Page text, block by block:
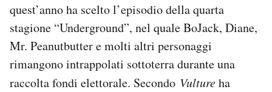
quest’anno ha scelto l’episodio della quarta
stagione “Underground”, nel quale BoJack, Diane,
Mr. Peanutbutter e molti altri personaggi
rimangono intrappolati sottoterra durante una
raccolta fondi elettorale. Secondo Vultureha